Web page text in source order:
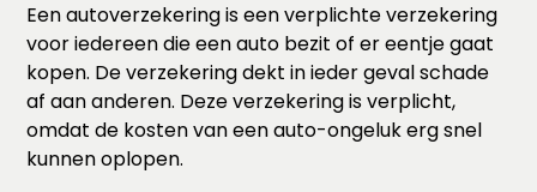
Een autoverzekering is een verplichte verzekering
voor iedereen die een auto bezit of er eentje gaat
kopen. De verzekering dekt in ieder geval schade
af aan anderen. Deze verzekering is verplicht,
omdat de kosten van een auto-ongeluk erg snel
kunnen oplopen.